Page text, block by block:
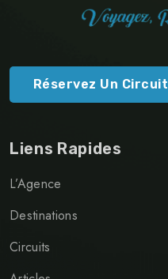
Réservez Un Circuit
Liens Rapides
L’Agence
Destinations
Circuits